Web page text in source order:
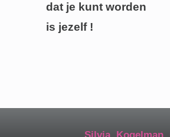
kunt worden
!
Silvia Kogelman,